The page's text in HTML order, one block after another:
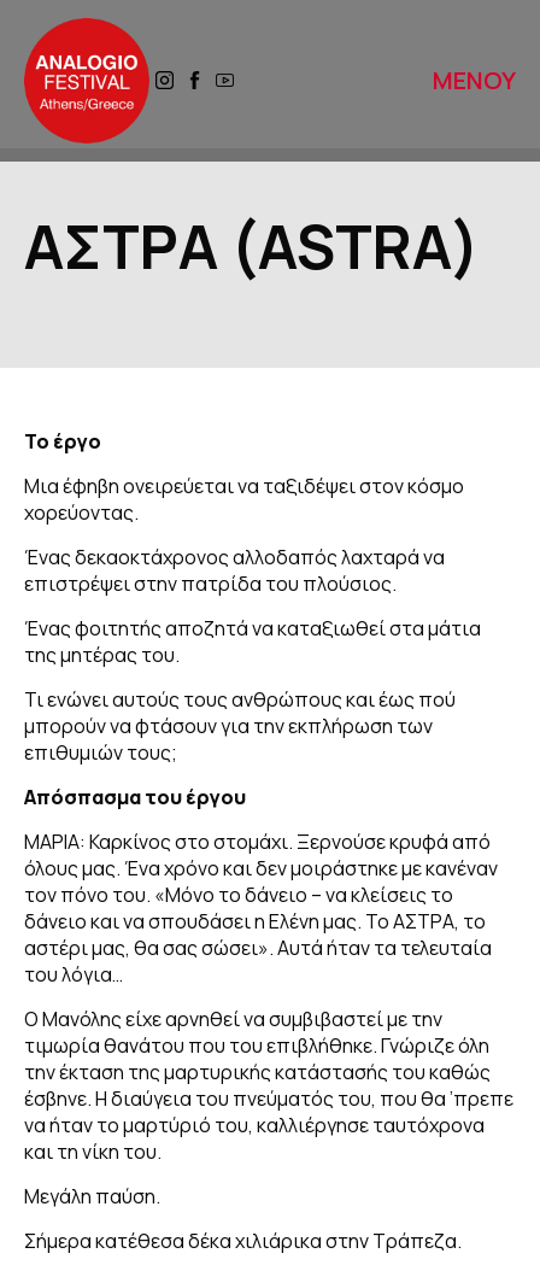
ΑΝΑΛΟΓΙΟ 2025
ΜΕΝΟΥ
ΑΣΤΡΑ (ASTRA)
Το έργο
Μια έφηβη ονειρεύεται να ταξιδέψει στον κόσμο
χορεύοντας.
Ένας δεκαοκτάχρονος αλλοδαπός λαχταρά να
επιστρέψει στην πατρίδα του πλούσιος.
Ένας φοιτητής αποζητά να καταξιωθεί στα μάτια
της μητέρας του.
Τι ενώνει αυτούς τους ανθρώπους και έως πού
μπορούν να φτάσουν για την εκπλήρωση των
επιθυμιών τους;
Απόσπασμα του έργου
ΜΑΡΙΑ: Καρκίνος στο στομάχι. Ξερνούσε κρυφά από
όλους μας. Ένα χρόνο και δεν μοιράστηκε με κανέναν
τον πόνο του. «Μόνο το δάνειο – να κλείσεις το
δάνειο και να σπουδάσει η Ελένη μας. Το ΑΣΤΡΑ, το
αστέρι μας, θα σας σώσει». Αυτά ήταν τα τελευταία
του λόγια…
Ο Μανόλης είχε αρνηθεί να συμβιβαστεί με την
τιμωρία θανάτου που του επιβλήθηκε. Γνώριζε όλη
την έκταση της μαρτυρικής κατάστασής του καθώς
έσβηνε. Η διαύγεια του πνεύματός του, που θα ’πρεπε
να ήταν το μαρτύριό του, καλλιέργησε ταυτόχρονα
και τη νίκη του.
Μεγάλη παύση.
Σήμερα κατέθεσα δέκα χιλιάρικα στην Τράπεζα.